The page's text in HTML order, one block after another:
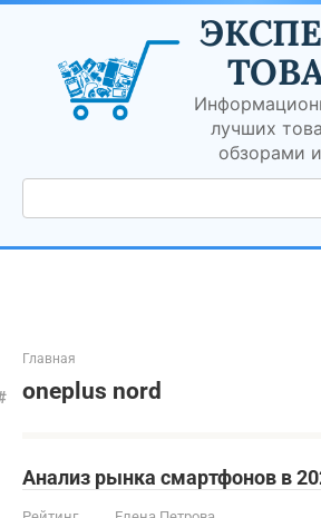
Перейти
контенту
лучших
обзорами
Поиск:
Главная
oneplus nord
Анализ рынка смартфонов в